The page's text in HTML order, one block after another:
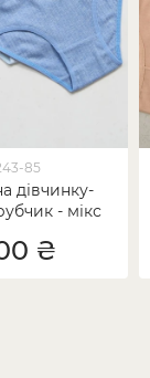
85
дівчинку-
- мікс
₴